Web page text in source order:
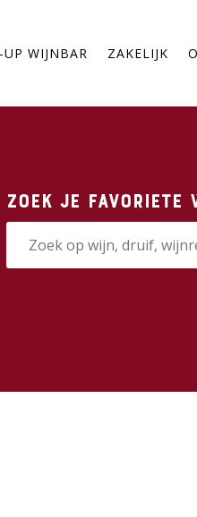
UP WIJNBAR ZAKELIJK
Zoek je favoriete